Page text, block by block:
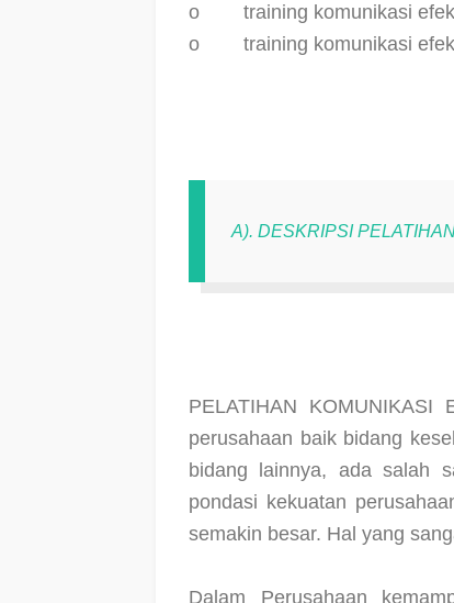
o
training komunikasi
o
training komunikasi
A). DESKRIPSI
PELATIHAN KOMUNIKASI
perusahaan baik bidang
bidang lainnya, ada salah
pondasi kekuatan
semakin besar. Hal yang
Dalam Perusahaan